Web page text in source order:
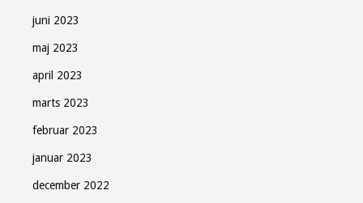
juni 2023
maj 2023
april 2023
marts 2023
februar 2023
januar 2023
december 2022